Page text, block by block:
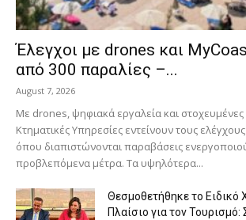
Έλεγχοι με drones και
από 300 παραλίες –...
August 7, 2026
Με drones, ψηφιακά εργαλεία και στοχευμένες
Κτηματικές Υπηρεσίες εντείνουν τους
όπου διαπιστώνονται παραβάσεις
προβλεπόμενα μέτρα. Τα υψηλότερα...
Θεσμοθετήθηκε το Ειδικό
Πλαίσιο για τον Τουρισμό: